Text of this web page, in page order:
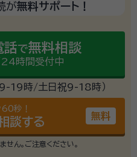
が無料サポート！
話で無料相談
24時間受付中
9-19時/土日祝9-18時）
60秒！
談する 無料
ん。ご注意ください。